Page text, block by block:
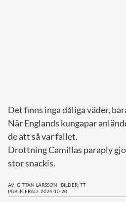
Det finns inga dåliga väder,
När Englands kungapar
de att så var fallet.
Drottning Camillas paraply
stor snackis.
AV: GITTAN LARSSON | BILDER: TT
PUBLICERAD: 2024-10-20